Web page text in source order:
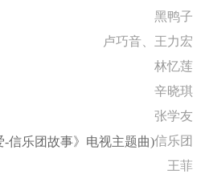
黑鸭子
卢巧音、王力宏
林忆莲
辛晓琪
张学友
信乐团故事》电视主题曲)信乐团
王菲